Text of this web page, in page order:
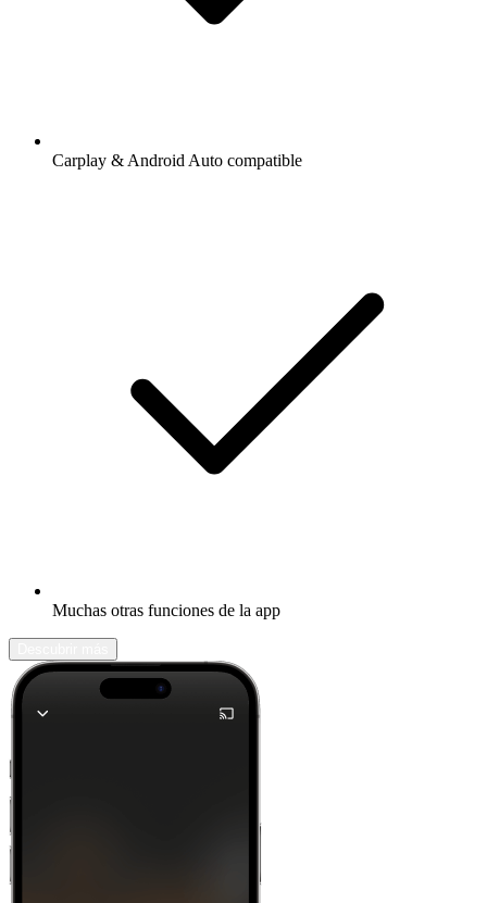
Carplay & Android Auto compatible
Muchas otras funciones de la app